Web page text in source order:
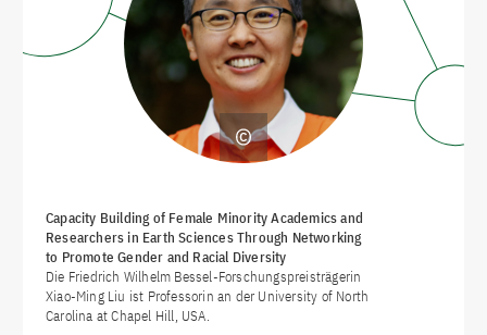
Capacity Building of Female Minority Academics and
Researchers in Earth Sciences Through Networking
to Promote Gender and Racial Diversity
Die Friedrich Wilhelm Bessel-Forschungspreisträgerin
Xiao-Ming Liu ist Professorin an der University of North
Carolina at Chapel Hill, USA.